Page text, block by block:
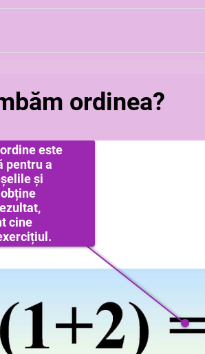
în care apar, de la stânga la dreapta.
ordinea?
este
pentru a
și
cine